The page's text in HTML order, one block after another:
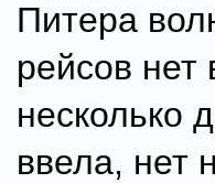
Питера
рейсов
несколько
ввела, нет